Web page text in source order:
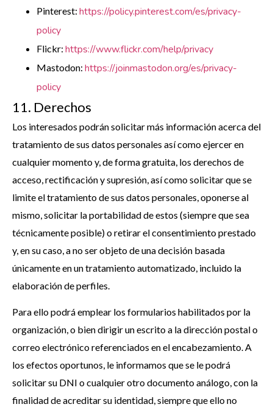
Pinterest: https://policy.pinterest.com/es/privacy-
policy
Flickr: https://www.flickr.com/help/privacy
Mastodon: https://joinmastodon.org/es/privacy-
policy
11. Derechos
Los interesados podrán solicitar más información acerca del
tratamiento de sus datos personales así como ejercer en
cualquier momento y, de forma gratuita, los derechos de
acceso, rectificación y supresión, así como solicitar que se
limite el tratamiento de sus datos personales, oponerse al
mismo, solicitar la portabilidad de estos (siempre que sea
técnicamente posible) o retirar el consentimiento prestado
y, en su caso, a no ser objeto de una decisión basada
únicamente en un tratamiento automatizado, incluido la
elaboración de perfiles.
Para ello podrá emplear los formularios habilitados por la
organización, o bien dirigir un escrito a la dirección postal o
correo electrónico referenciados en el encabezamiento. A
los efectos oportunos, le informamos que se le podrá
solicitar su DNI o cualquier otro documento análogo, con la
finalidad de acreditar su identidad, siempre que ello no